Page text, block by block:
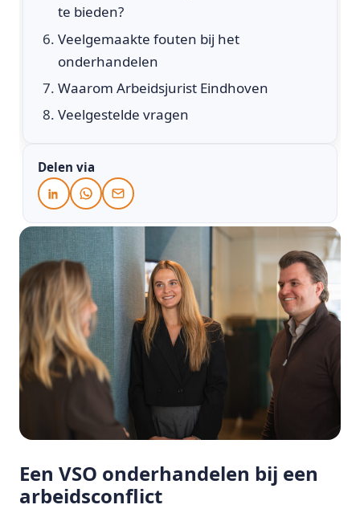
te bieden?
Veelgemaakte fouten bij het
onderhandelen
Waarom Arbeidsjurist Eindhoven
Veelgestelde vragen
Delen via
Een VSO onderhandelen bij een
arbeidsconflict